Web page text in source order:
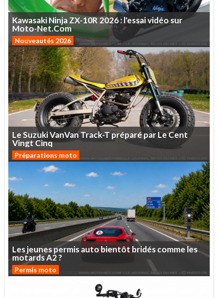
KawasakiNinjaZX-10R2026:l'essaividéosur
Moto-Net.Com
Nouveautés 2026
LeSuzukiVanVanTrack-TpréparéparLeCent
Vingt Cinq
Préparations moto
Lesjeunespermisautobientôt bridéscommeles
motardsA2?
Permis moto